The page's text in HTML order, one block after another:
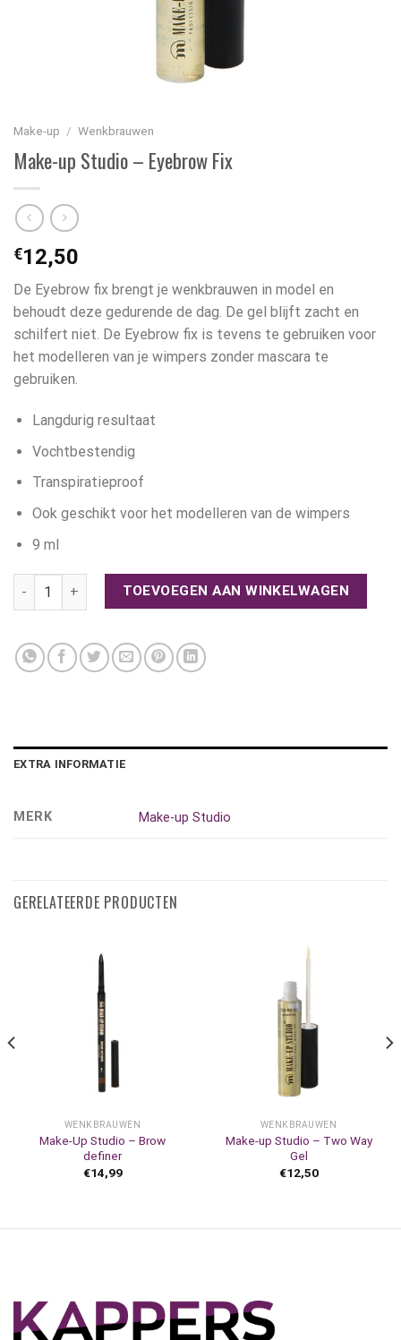
Make-up / Wenkbrauwen
Make-up Studio – Eyebrow Fix
€12,50
De Eyebrow fix brengt je wenkbrauwen in model en
behoudt deze gedurende de dag. De gel blijft zacht en
schilfert niet. De Eyebrow fix is tevens te gebruiken voor
het modelleren van je wimpers zonder mascara te
gebruiken.
Langdurig resultaat
Vochtbestendig
Transpiratieproof
Ook geschikt voor het modelleren van de wimpers
9 ml
Make-up Studio - Eyebrow Fix aantal
TOEVOEGEN AAN WINKELWAGEN
EXTRA INFORMATIE
MERK Make-up Studio
GERELATEERDE PRODUCTEN
WENKBRAUWEN
Make-Up Studio – Brow
definer
€14,99
WENKBRAUWEN
Make-up Studio – Two Way
Gel
€12,50